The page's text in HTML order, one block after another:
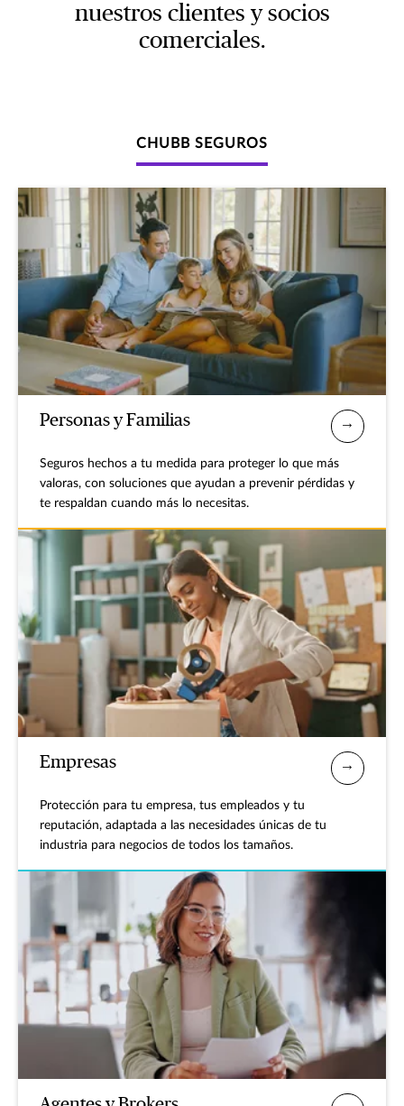
nuestros clientes y socios
comerciales.
CHUBB SEGUROS
Personas y Familias
Seguros hechos a tu medida para proteger lo que más
valoras, con soluciones que ayudan a prevenir pérdidas y
te respaldan cuando más lo necesitas.
Empresas
Protección para tu empresa, tus empleados y tu
reputación, adaptada a las necesidades únicas de tu
industria para negocios de todos los tamaños.